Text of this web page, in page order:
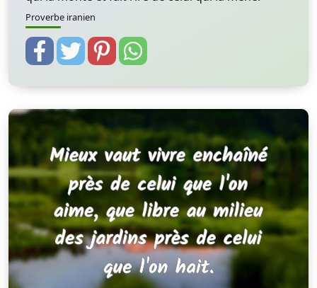
Proverbe iranien